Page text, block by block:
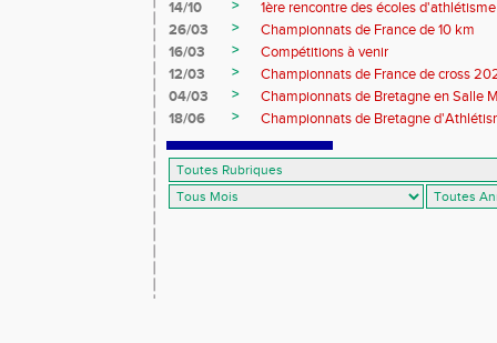
14/10
>
1ère rencontre des écoles d'athlétisme
26/03
>
Championnats de France de 10 km
16/03
>
Compétitions à venir
12/03
>
Championnats de France de cross
04/03
>
Championnats de Bretagne en Salle
18/06
> Championnats de Bretagne